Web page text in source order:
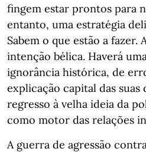
fingem estar prontos para
entanto, uma estratégia
Sabem o que estão a fazer.
intenção bélica. Haverá
ignorância histórica, de
explicação capital das suas
regresso à velha ideia da
como motor das relações
A guerra de agressão